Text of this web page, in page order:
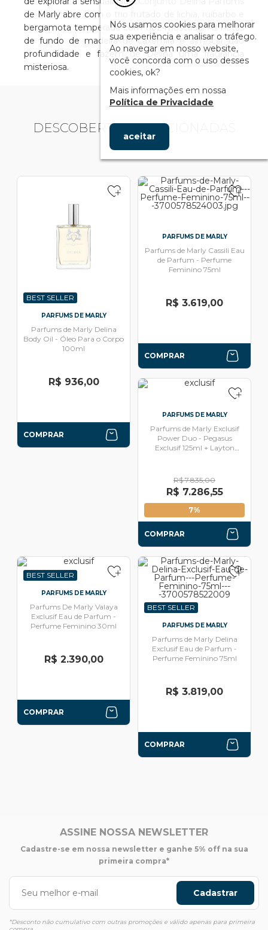
de Marly abre com o trio frutado de lichia, ruibarbo e
bergamota temperada com noz-moscada. As notas
de fundo de madeira de caxemira e almíscar dão
profundidade e fazem de Delina uma fragrância
misteriosa.
DESCOBERTAS RELACIONADAS
BEST SELLER
PARFUMS DE MARLY
Parfums de Marly Delina
Body Oil - Óleo Para o Corpo
100ml
R$ 936,00
COMPRAR
PARFUMS DE MARLY
Parfums de Marly Cassili Eau
de Parfum - Perfume
Feminino 75ml
R$ 3.619,00
COMPRAR
PARFUMS DE MARLY
Parfums de Marly Exclusif
Power Duo - Pegasus
Exclusif 125ml + Layton
R$ 7.835,00
R$ 7.286,55
7%
COMPRAR
BEST SELLER
PARFUMS DE MARLY
Parfums De Marly Valaya
Exclusif Eau de Parfum -
Perfume Feminino 30ml
R$ 2.390,00
COMPRAR
BEST SELLER
PARFUMS DE MARLY
Parfums de Marly Delina
Exclusif Eau de Parfum -
Perfume Feminino 75ml
R$ 3.819,00
COMPRAR
ASSINE NOSSA NEWSLETTER
Cadastre-se em nossa newsletter e ganhe 5% off na sua
primeira compra*
Cadastrar
*Desconto não cumulativo com outras promoções e válido apenas para primeira
Nós usamos cookies para melhorar
sua experiência e analisar o tráfego.
Ao navegar em nosso website,
você concorda com o uso desses
cookies, ok?
Mais informações em nossa
Política de Privacidade
aceitar